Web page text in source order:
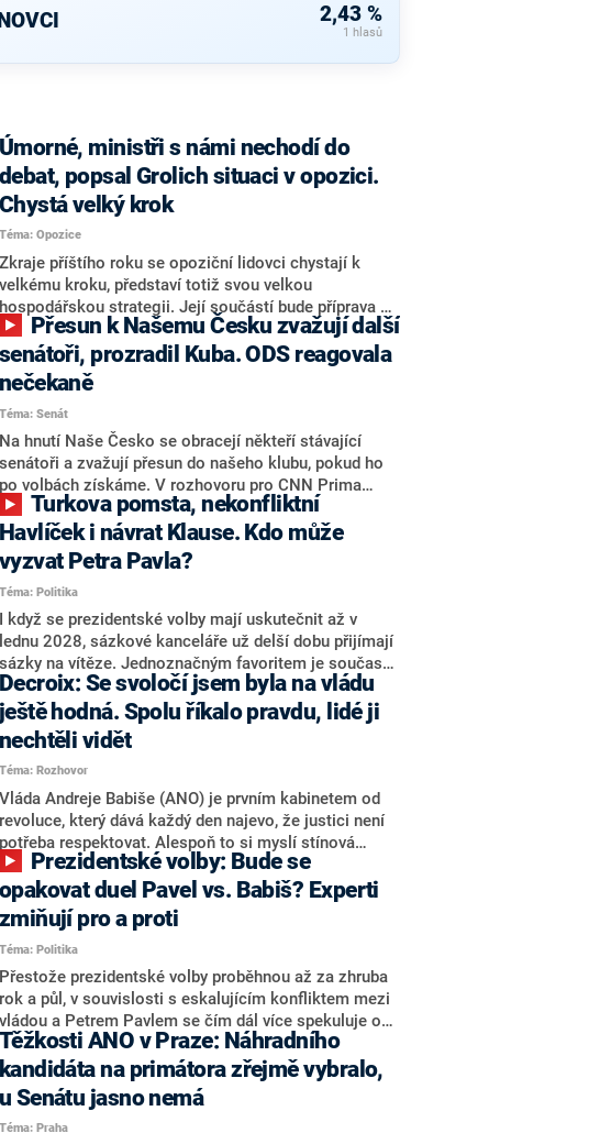
2,43 %
1 hlasů
Úmorné, ministři s námi nechodí do
debat, popsal Grolich situaci v opozici.
Chystá velký krok
Téma: Opozice
Zkraje příštího roku se opoziční lidovci chystají k
velkému kroku, představí totiž svou velkou
hospodářskou strategii. Její součástí bude příprava na
stárnutí populace, řekl ve středu na setkání s novináři
nový předseda lidovců Jan Grolich. Ten zároveň v
senátních volbách kandiduje ve Vyškově. Popsal i
aktivitu opozice, o níž vládní strany nebo političtí
komentátoři mluví jako o slabé a v defenzivě. „Je to
úmorná práce upozorňovat na chyby vlády. Ministři s
námi navíc nechodí do debat. Chceme ale ukazovat
svoje témata,“ odpověděl Grolich na dotaz CNN Prima
NEWS.
senátoři, prozradil Kuba. ODS reagovala
nečekaně
Téma: Senát
Na hnutí Naše Česko se obracejí někteří stávající
senátoři a zvažují přesun do našeho klubu, pokud ho
po volbách získáme. V rozhovoru pro CNN Prima
NEWS to řekl zakladatel hnutí a jihočeský hejtman
Martin Kuba. Konkrétní nebyl, ale získat by takto mohl
například senátora Zdeňka Hrabu, který je dnes
součástí klubu ODS a TOP 09. Hraba to na dotaz
redakce nevyloučil. Předseda klubu senátorů ODS
Zdeněk Nytra redakci řekl, že počítá s odchodem
některých senátorů z klubu a že Naše Česko není
nepřítel, ale soupeř.
Havlíček i návrat Klause. Kdo může
vyzvat Petra Pavla?
Téma: Politika
I když se prezidentské volby mají uskutečnit až v
lednu 2028, sázkové kanceláře už delší dobu přijímají
sázky na vítěze. Jednoznačným favoritem je současná
hlava státu Petr Pavel. Daleko za ním pak bookmakeři
zmiňují dva výrazné politiky ANO, tedy premiéra
Andreje Babiše a ministra průmyslu Karla Havlíčka.
Oblíbeným tipem samotných sázkařů je poslanec za
Motoristy Filip Turek. Politolog Jan Kubáček nicméně
o případné kandidatuře kohokoliv ze zmíněné trojice
značně pochybuje. Podle něj současná koalice dosud
nemá osobu, která by Pavlovi mohla konkurovat.
Decroix: Se svoločí jsem byla na vládu
ještě hodná. Spolu říkalo pravdu, lidé ji
nechtěli vidět
Téma: Rozhovor
Vláda Andreje Babiše (ANO) je prvním kabinetem od
revoluce, který dává každý den najevo, že justici není
potřeba respektovat. Alespoň to si myslí stínová
ministryně spravedlnosti ODS Eva Decroix. V
rozhovoru pro CNN Prima NEWS si nebrala servítky
ohledně politického výkonu svého nástupce Jeronýma
Tejce (za ANO) či vládní zmocněnkyně pro lidská
práva Taťány Malé (ANO). Označením „svoloč“ na
adresu vlády prý byla ještě hodná. Decroix se také
vrátila k volební porážce koalice Spolu či promluvila o
hnutí Naše Česko Martina Kuby.
opakovat duel Pavel vs. Babiš? Experti
zmiňují pro a proti
Téma: Politika
Přestože prezidentské volby proběhnou až za zhruba
rok a půl, v souvislosti s eskalujícím konfliktem mezi
vládou a Petrem Pavlem se čím dál více spekuluje o
tom, koho by do bitvy o Hrad mohla vyslat současná
koalice. Někteří političtí komentátoři znovu vytahují
jméno premiéra Andreje Babiše (ANO). Jak moc je
pravděpodobné, že se v prezidentských volbách 2028
bude znovu opakovat souboj z roku 2023?
Těžkosti ANO v Praze: Náhradního
kandidáta na primátora zřejmě vybralo,
u Senátu jasno nemá
Téma: Praha